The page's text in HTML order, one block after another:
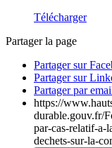
Télécharger
Partager la page
Partager sur
Partager sur
Partager par
https://
durable.gouv.fr/
par-cas-relatif-a-
dechets-sur-la-